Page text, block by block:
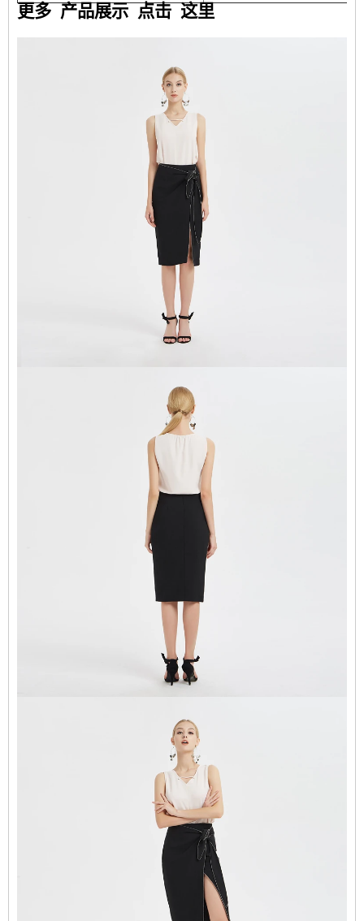
更多 产品展示 点击 这里